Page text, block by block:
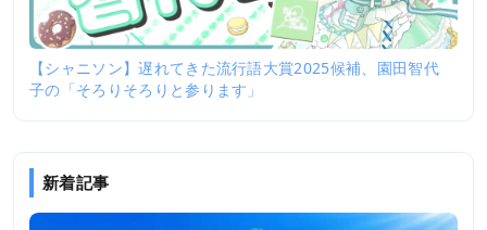
【シャニソン】遅れてきた流行語大賞2025候補、園田智代
子の「そろりそろりと参ります」
新着記事